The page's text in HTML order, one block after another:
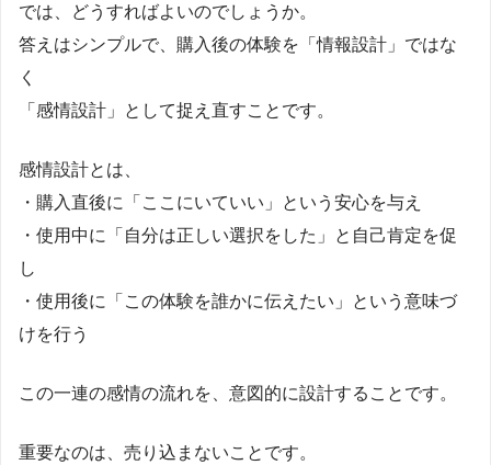
では、どうすればよいのでしょうか。
答えはシンプルで、購入後の体験を「情報設計」ではな
く
「感情設計」として捉え直すことです。
感情設計とは、
・購入直後に「ここにいていい」という安心を与え
・使用中に「自分は正しい選択をした」と自己肯定を促
し
・使用後に「この体験を誰かに伝えたい」という意味づ
けを行う
この一連の感情の流れを、意図的に設計することです。
重要なのは、売り込まないことです。